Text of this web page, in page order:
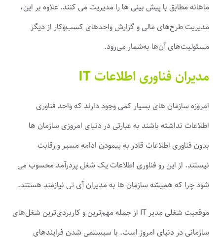
ماهانه مطابق با پیش بینی ها را مدیریت می کنند. علاوه بر این،
مدیریت طرح‌های مالی و گزارش واحدهای کسب‌وکار از دیگر
مسئولیت‌های آن‌ها به‌شمار می‌رود.
مدیران فناوری اطلاعات IT
امروزه سازمان های بسیار کمی وجود دارند که واحد فناوری
اطلاعات نداشته باشند به عبارتی در دنیای امروزی سازمان ها
بدون فناوری اطلاعات قادر به پیمودن ادامه مسیر و رقابت
نیستند. از این رو فناوری اطلاعات یک شغل پردرآمد محسوب می
شود چرا که همیشه سازمان ها به مدیران آی تی نیازمند هستند.
موقعیت شغلی مدیر IT از جمله مهم‌ترین و کاربردی‌ترین شغل‌های
سازمانی در دنیای امروز است. با سیستمی شدن فرایندهای